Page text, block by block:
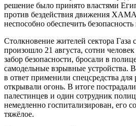
решение было принято властями
против бездействия движения
неспособно обеспечить
Столкновение жителей сектора Газа
произошло 21 августа, сотни
забор безопасности, бросали в
самодельные взрывные устройства.
в ответ применили спецсредства для
открывали огонь. В итоге
палестинцев и один сотрудник
немедленно госпитализирован, его
тяжёлое.